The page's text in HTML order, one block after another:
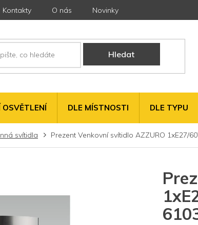
Kontakty O nás Novinky
Hledat
DLE MÍSTNOSTI DLE TYPU
svítidla Prezent Venkovní svítidlo AZZURO 1xE27/